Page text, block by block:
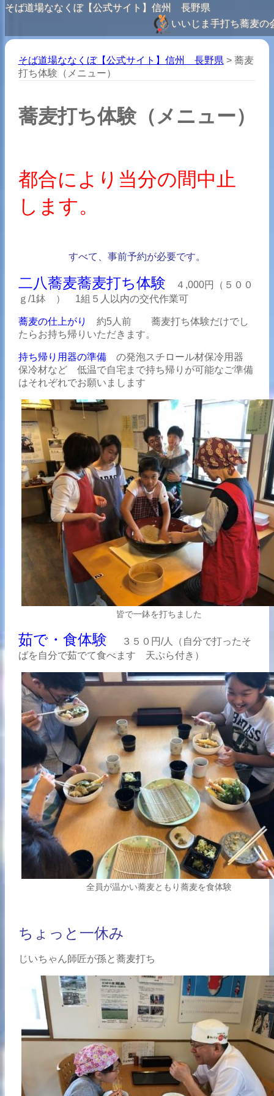
そば道場ななくぼ【公式サイト】信州 長野県
いいじま手打ち蕎麦の
そば道場ななくぼ【公式サイト】信州 長野県 > 蕎麦
打ち体験（メニュー）
蕎麦打ち体験（メニュー）
都合により当分の間中止
します。
すべて、事前予約が必要です。
二八蕎麦蕎麦打ち体験 ４,000円（５００
ｇ/1鉢 ） 1組５人以内の交代作業可
蕎麦の仕上がり
約5人前 蕎麦打ち体験だけでし
たらお持ち帰りいただきます。
持ち帰り用器の準備の発泡スチロール材保冷用器
保冷材など 低温で自宅まで持ち帰りが可能なご準備
はそれぞれでお願いまします
皆で一鉢を打ちました
茹で・食体験
３５０円/人（自分で打ったそ
ばを自分で茹でて食べます 天ぷら付き）
全員が温かい蕎麦ともり蕎麦を食体験
ちょっと一休み
じいちゃん師匠が孫と蕎麦打ち